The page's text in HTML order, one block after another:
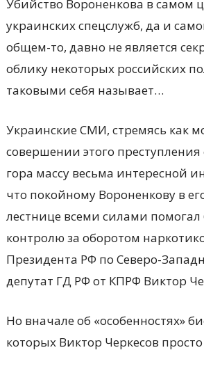
Убийство Вороненкова в самом
украинских спецслужб, да и
общем-то, давно не является
облику некоторых российских
таковыми себя называет…
Украинские СМИ, стремясь как
совершении этого
гора массу весьма интересной
что покойному Вороненкову в
лестнице всеми силами
контролю за оборотом
Президента РФ по Северо-
депутат ГД РФ от КПРФ Виктор
Но вначале об «особенностях»
которых Виктор Черкесов